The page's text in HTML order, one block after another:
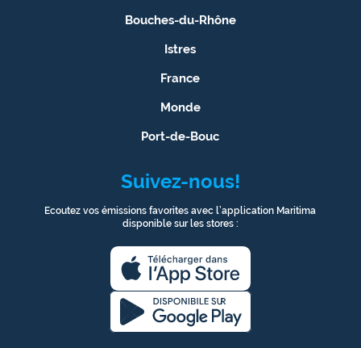
Bouches-du-Rhône
Istres
France
Monde
Port-de-Bouc
Suivez-nous!
Ecoutez vos émissions favorites avec l’application Maritima
disponible sur les stores :